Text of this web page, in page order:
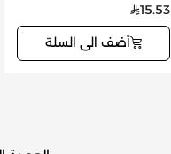
15.53
أضف الى السلة